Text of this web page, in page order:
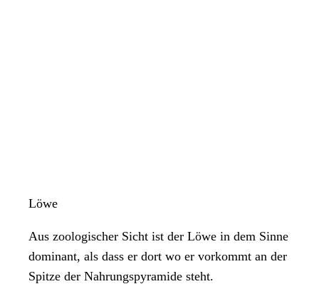
Löwe
Aus zoologischer Sicht ist der Löwe in dem Sinne
dominant, als dass er dort wo er vorkommt an der
Spitze der Nahrungspyramide steht.